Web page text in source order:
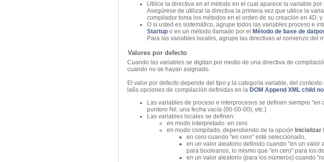
Utilice la directiva en el método en el cual aparece la variable
Asegúrese de utilizar la directiva la primera vez que utilice la
compilador toma los métodos en el orden de su creación en 4D,
O si usted es sistemático, agrupe todos las variables proceso e
Startup o en un método llamado por el Método de base de
Para las variables locales, agrupe las directivas al comienzo del
Valores por defecto
Cuando las variables se digitan por medio de una directiva de
cuando no se hayan asignado.
El valor por defecto depende del tipo y la categoría variable, del
la6s opciones de compilación definidas en la DOM Append XML child
Las variables de proceso e interprocesos se definen siempre
puntero Nil, una fecha vacía (00-00-00), etc.)
Las variables locales se definen:
en modo interpretado: en cero
en modo compilado, dependiendo de la opción
en cero cuando "en cero" esté seleccionado,
en un valor aleatorio definido cuando "en un valor
para booleanos, lo mismo que "en cero" para los
en un valor aleatorio (para los números) cuando